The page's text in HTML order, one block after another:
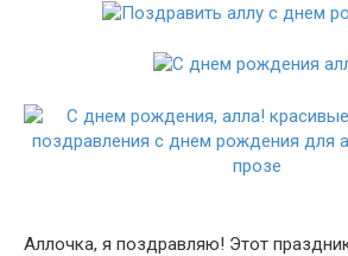
Аллочка, я поздравляю! Этот